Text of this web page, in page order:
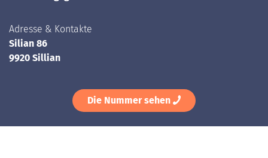
Adresse & Kontakte
Silian 86
9920 Sillian
Die Nummer sehen